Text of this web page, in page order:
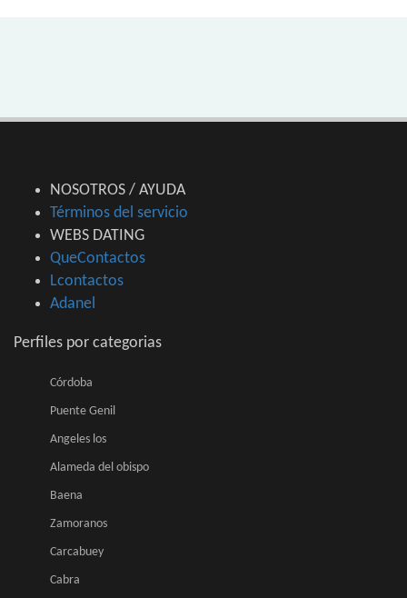
NOSOTROS / AYUDA
Términos del servicio
WEBS DATING
QueContactos
Lcontactos
Adanel
Perfiles por categorias
Córdoba
Puente Genil
Angeles los
Alameda del obispo
Baena
Zamoranos
Carcabuey
Cabra